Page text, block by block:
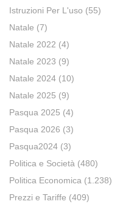
Istruzioni Per L'uso (55)
Natale (7)
Natale 2022 (4)
Natale 2023 (9)
Natale 2024 (10)
Natale 2025 (9)
Pasqua 2025 (4)
Pasqua 2026 (3)
Pasqua2024 (3)
Politica e Società (480)
Politica Economica (1.238)
Prezzi e Tariffe (409)